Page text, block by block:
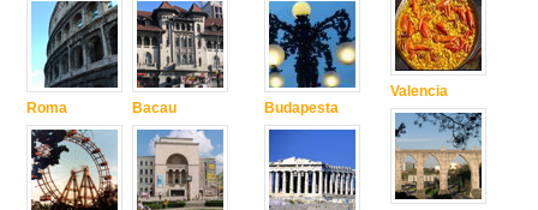
Roma Bacau Budapesta
Valencia